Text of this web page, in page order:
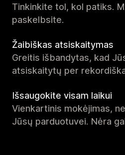
Tinkinkite tol, kol patiks.
paskelbsite.
Žaibiškas atsiskaitymas
Greitis išbandytas, kad
atsiskaitytų per
Išsaugokite visam laikui
Vienkartinis mokėjimas,
Jūsų parduotuvei. Nėra